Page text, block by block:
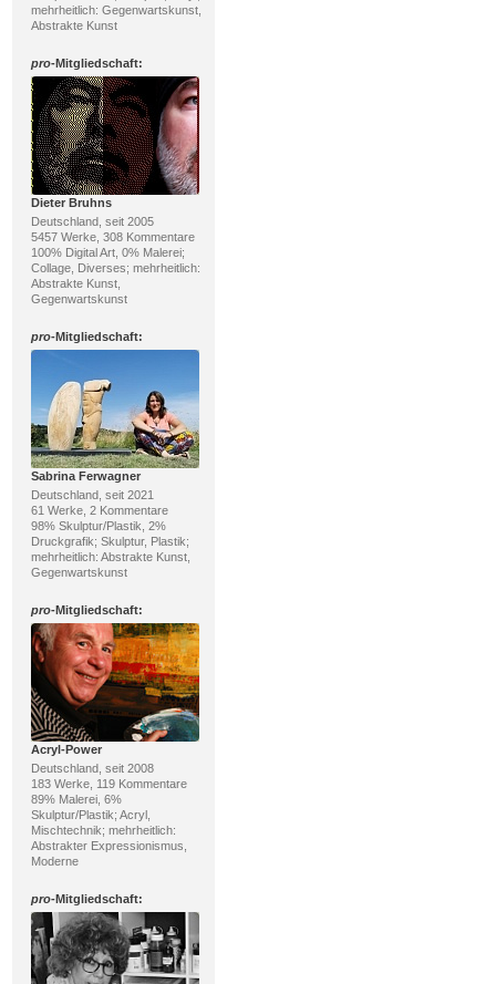
mehrheitlich: Gegenwartskunst,
Abstrakte Kunst
pro-Mitgliedschaft:
Dieter Bruhns
Deutschland, seit 2005
5457 Werke, 308 Kommentare
100% Digital Art, 0% Malerei;
Collage, Diverses; mehrheitlich:
Abstrakte Kunst,
Gegenwartskunst
pro-Mitgliedschaft:
Sabrina Ferwagner
Deutschland, seit 2021
61 Werke, 2 Kommentare
98% Skulptur/Plastik, 2%
Druckgrafik; Skulptur, Plastik;
mehrheitlich: Abstrakte Kunst,
Gegenwartskunst
pro-Mitgliedschaft:
Acryl-Power
Deutschland, seit 2008
183 Werke, 119 Kommentare
89% Malerei, 6%
Skulptur/Plastik; Acryl,
Mischtechnik; mehrheitlich:
Abstrakter Expressionismus,
Moderne
pro-Mitgliedschaft: